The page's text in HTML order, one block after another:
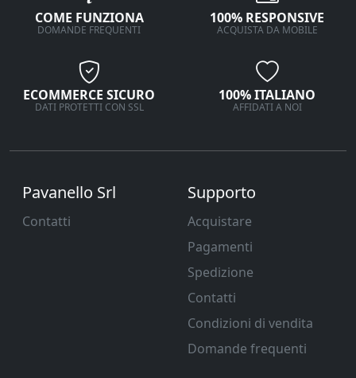
COME FUNZIONA
DOMANDE FREQUENTI
100% RESPONSIVE
ACQUISTA DA MOBILE
ECOMMERCE SICURO
DATI PROTETTI CON SSL
100% ITALIANO
AFFIDATI A NOI
Pavanello Srl
Contatti
Supporto
Acquistare
Pagamenti
Spedizione
Contatti
Condizioni di vendita
Domande frequenti